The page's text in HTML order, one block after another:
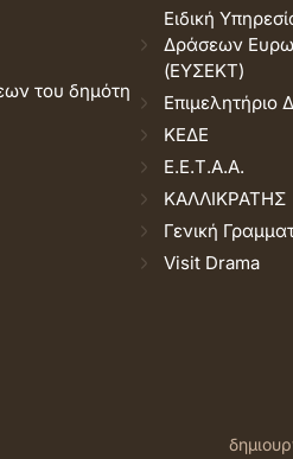
του δημότη
Ειδική
Δράσεων
(ΕΥΣΕΚΤ)
Επιμελητήριο
ΚΕΔΕ
Ε.Ε.Τ.Α.Α.
ΚΑΛΛΙΚΡΑΤΗΣ
Γενική
Visit Drama